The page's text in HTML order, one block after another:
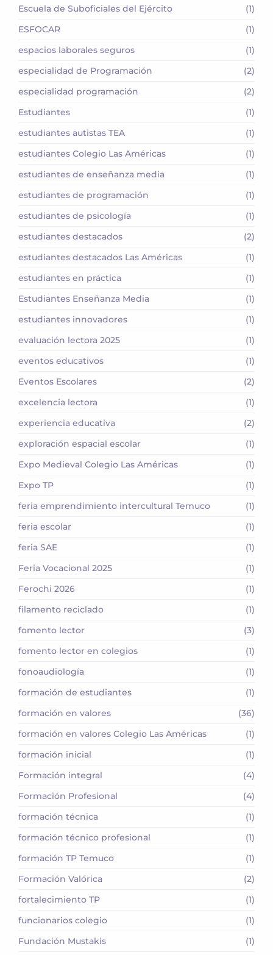
Escuela de Suboficiales del Ejército
(1)
ESFOCAR
(1)
espacios laborales seguros
(1)
especialidad de Programación
(2)
especialidad programación
(2)
Estudiantes
(1)
estudiantes autistas TEA
(1)
estudiantes Colegio Las Américas
(1)
estudiantes de enseñanza media
(1)
estudiantes de programación
(1)
estudiantes de psicología
(1)
estudiantes destacados
(2)
estudiantes destacados Las Américas
(1)
estudiantes en práctica
(1)
Estudiantes Enseñanza Media
(1)
estudiantes innovadores
(1)
evaluación lectora 2025
(1)
eventos educativos
(1)
Eventos Escolares
(2)
excelencia lectora
(1)
experiencia educativa
(2)
exploración espacial escolar
(1)
Expo Medieval Colegio Las Américas
(1)
Expo TP
(1)
feria emprendimiento intercultural Temuco
(1)
feria escolar
(1)
feria SAE
(1)
Feria Vocacional 2025
(1)
Ferochi 2026
(1)
filamento reciclado
(1)
fomento lector
(3)
fomento lector en colegios
(1)
fonoaudiología
(1)
formación de estudiantes
(1)
formación en valores
(36)
formación en valores Colegio Las Américas
(1)
formación inicial
(1)
Formación integral
(4)
Formación Profesional
(4)
formación técnica
(1)
formación técnico profesional
(1)
formación TP Temuco
(1)
Formación Valórica
(2)
fortalecimiento TP
(1)
funcionarios colegio
(1)
Fundación Mustakis
(1)